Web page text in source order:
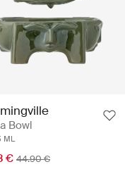
Bowl
ML
€ 44.90 €